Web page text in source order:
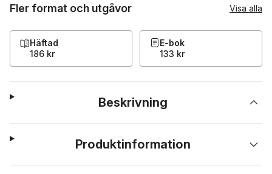
Fler format och utgåvor Visa alla
Häftad
186 kr
E-bok
133 kr
Beskrivning
Produktinformation